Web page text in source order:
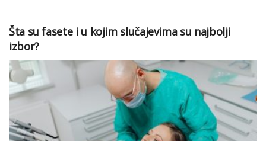
Šta su fasete i u kojim slučajevima su najbolji
izbor?